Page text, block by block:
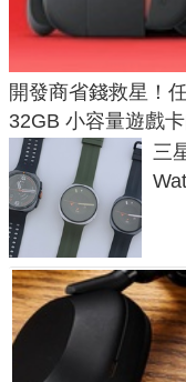
開發商省錢救星！
32GB 小容量遊戲
三